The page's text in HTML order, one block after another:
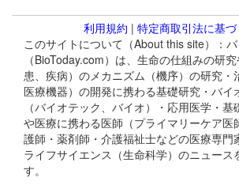
利用規約 | 特定商取引法に基
このサイトについて（About this site）：
（BioToday.com）は、生命の仕組みの研
患、疾病）のメカニズム（機序）の研究・
医療機器）の開発に携わる基礎研究・バイ
（バイオテック、バイオ）・応用医学・
や医療に携わる医師（プライマリーケア医
護師・薬剤師・介護福祉士などの医療専門
ライフサイエンス（生命科学）のニュース
す。